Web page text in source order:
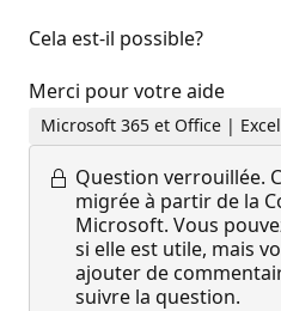
Cela est-il possible?
Merci pour votre aide
Microsoft 365 et Office |
Question verrouillée.
migrée à partir de la
Microsoft. Vous
si elle est utile, mais
ajouter de
suivre la question.